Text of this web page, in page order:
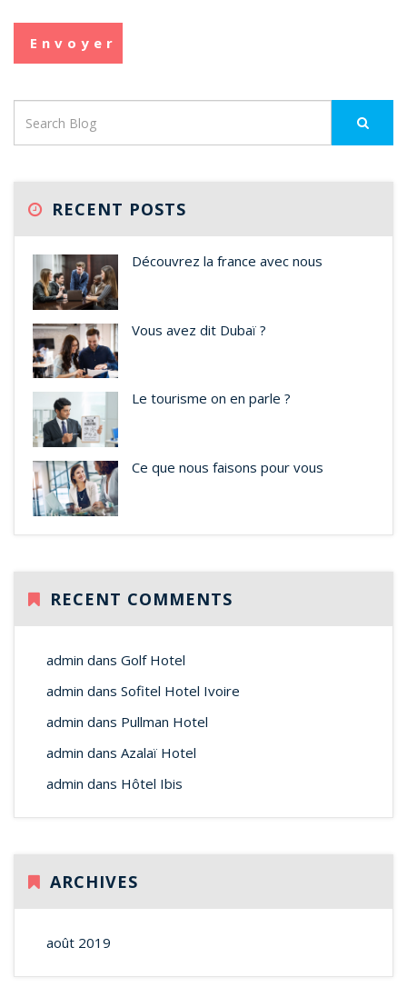
RECENT POSTS
Découvrez la france avec nous
Vous avez dit Dubaï ?
Le tourisme on en parle ?
Ce que nous faisons pour vous
RECENT COMMENTS
admin dans Golf Hotel
admin dans Sofitel Hotel Ivoire
admin dans Pullman Hotel
admin dans Azalaï Hotel
admin dans Hôtel Ibis
ARCHIVES
août 2019